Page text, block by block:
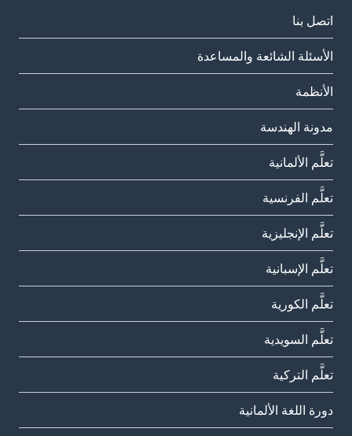
اتصل بنا
الأسئلة الشائعة والمساعدة
الأنظمة
مدونة الهندسة
تعلَّم الألمانية
تعلَّم الفرنسية
تعلَّم الإنجليزية
تعلَّم الإسبانية
تعلَّم الكورية
تعلَّم السويدية
تعلَّم التركية
دورة اللغة الألمانية